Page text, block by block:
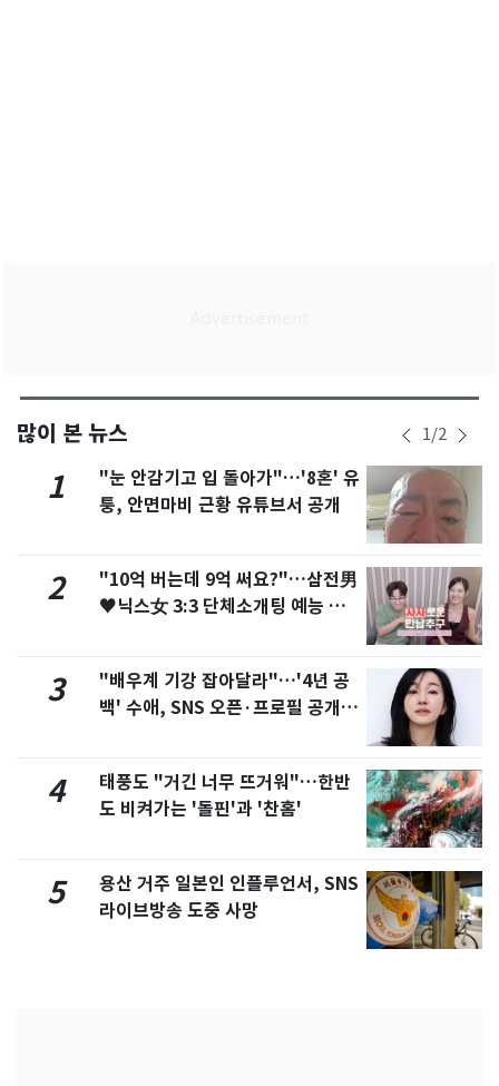
많이 본 뉴스 1/2
1
"눈 안감기고 입 돌아가"…'8혼' 유
퉁, 안면마비 근황 유튜브서 공개
2
"10억 버는데 9억 써요?"…삼전男
♥닉스女 3:3 단체소개팅 예능 화
3
"배우계 기강 잡아달라"…'4년 공
백' 수애, SNS 오픈·프로필 공개
4
태풍도 "거긴 너무 뜨거워"…한반
도 비켜가는 '돌핀'과 '찬홈'
5
용산 거주 일본인 인플루언서, SNS
라이브방송 도중 사망